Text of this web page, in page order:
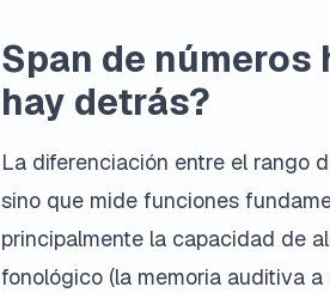
Span de
hay detrás?
La diferenciación entre el rango
sino que mide funciones
principalmente la capacidad de
fonológico (la memoria auditiva